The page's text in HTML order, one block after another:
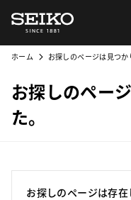
ホーム お探しのページは見つか
お探しのペー
た。
お探しのページは存